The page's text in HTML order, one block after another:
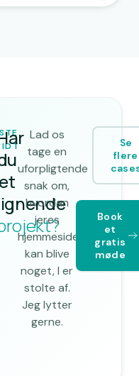
et
Lad os
tage en
uforpligtende
snak om,
hvordan
jeres
hjemmeside
kan blive
noget, I er
stolte af.
Jeg lytter
gerne.
Book
et
gratis
møde
Se
flere